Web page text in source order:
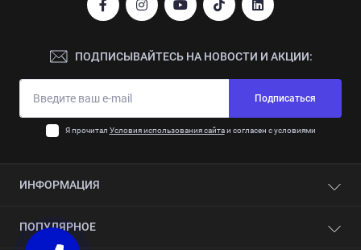
ПОДПИСЫВАЙТЕСЬ НА НОВОСТИ И АКЦИИ:
Подписаться
Я прочитал Условия использования сайтаи согласен с условиями
ИНФОРМАЦИЯ
О компании
ПОПУЛЯРНОЕ